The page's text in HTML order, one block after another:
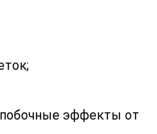
эффекты от